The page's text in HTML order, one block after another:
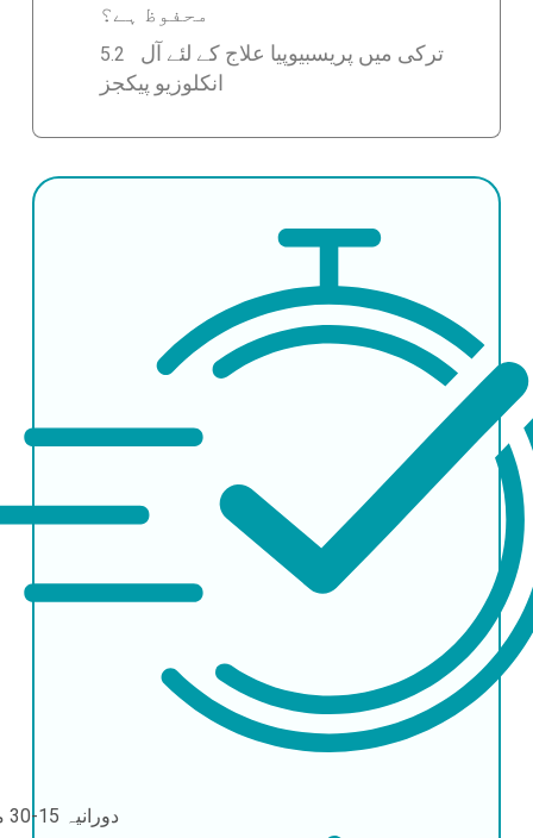
محفوظ ہے؟
ترکی میں پریسبیوپیا علاج کے لئے آل
انکلوزیو پیکجز
دورانیہ 15-30 منٹ